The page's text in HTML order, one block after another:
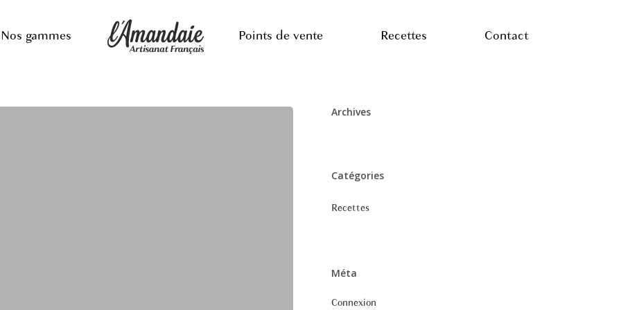
Nos gammes Points de vente Recettes Contact
Archives
Catégories
Recettes
Méta
Connexion